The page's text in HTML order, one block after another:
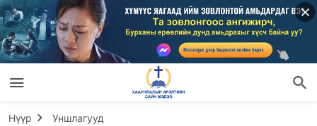
Нүүр Уншлагууд